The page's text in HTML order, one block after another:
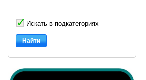
Искать в подкатегориях